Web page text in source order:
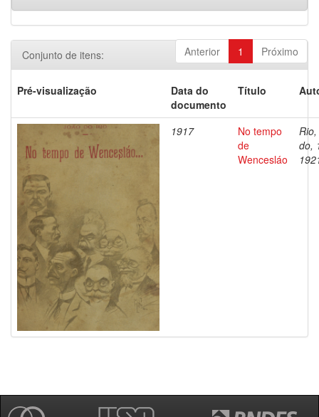
Anterior 1 Próximo
Conjunto de itens:
Pré-visualização
Data do
documento
Título
1917
No tempo
de
Wencesláo
do,